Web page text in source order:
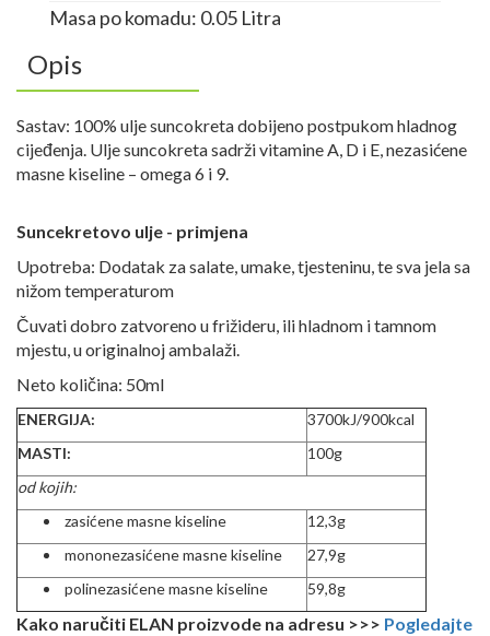
Masa po komadu: 0.05 Litra
Opis
Sastav: 100% ulje suncokreta dobijeno postpukom hladnog
cijeđenja. Ulje suncokreta sadrži vitamine A, D i E, nezasićene
masne kiseline – omega 6 i 9.
Suncekretovo ulje - primjena
Upotreba: Dodatak za salate, umake, tjesteninu, te sva jela sa
nižom temperaturom
Čuvati dobro zatvoreno u frižideru, ili hladnom i tamnom
mjestu, u originalnoj ambalaži.
Neto količina: 50ml
ENERGIJA:
3700kJ/900kcal
MASTI:
100g
od kojih:
zasićene masne kiseline
12,3g
mononezasićene masne kiseline
27,9g
polinezasićene masne kiseline
59,8g
Kako naručiti ELAN proizvode na adresu >>> Pogledajte